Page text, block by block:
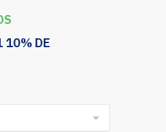
10% DE